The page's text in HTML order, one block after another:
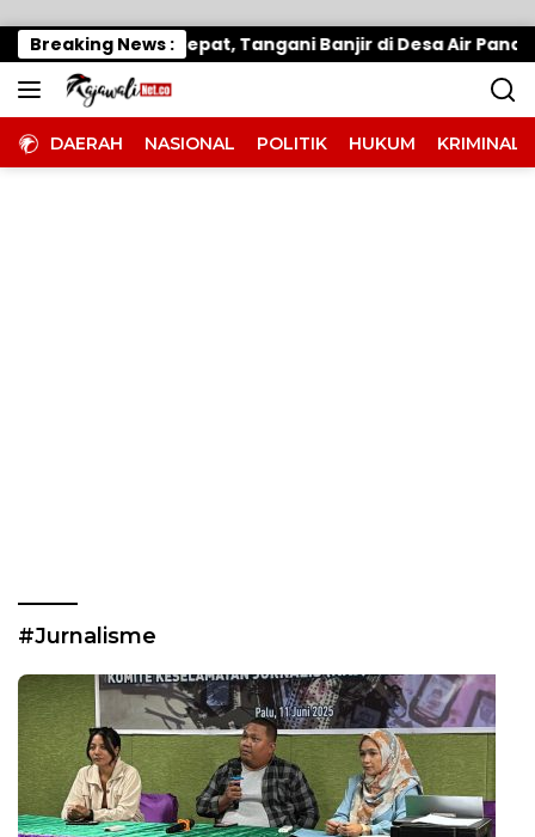
Breaking News :
Parimo Gerak Cepat, Tangani Banjir di Desa Air Panas
DAERAH NASIONAL POLITIK HUKUM KRIMINAL
#Jurnalisme